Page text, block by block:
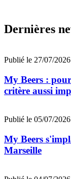
Dernières
Publié le 27/07/2026
My Beers :
critère aussi
Publié le 05/07/2026
My Beers
Marseille